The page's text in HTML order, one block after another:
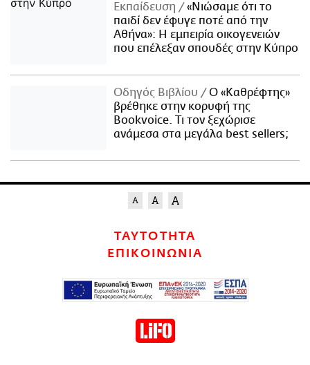
Εκπαίδευση
«Νιώσαμε ότι το
παιδί δεν έφυγε ποτέ από την
Αθήνα»: Η εμπειρία οικογενειών
που επέλεξαν σπουδές στην Κύπρο
Οδηγός Βιβλίου
Ο «Καθρέφτης»
βρέθηκε στην κορυφή της
Bookvoice. Τι τον ξεχώρισε
ανάμεσα στα μεγάλα best sellers;
ΤΑΥΤΟΤΗΤΑ
ΕΠΙΚΟΙΝΩΝΙΑ